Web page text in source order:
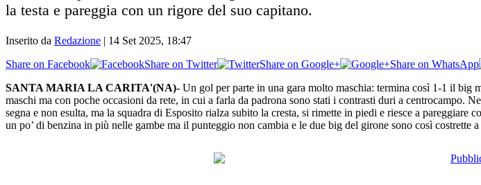
la testa e pareggia con un rigore del suo capitano.
Inserito da Redazione | 14 Set 2025, 18:47
Share on Facebook
Share on Twitter Share on Google+
Share on WhatsApp
SANTA MARIA LA CARITA'(NA)- Un gol per parte in una gara molto maschia: termina così 1-1 il big
maschi ma con poche occasioni da rete, in cui a farla da padrona sono stati i contrasti duri a centrocampo.
segna e non esulta, ma la squadra di Esposito rialza subito la cresta, si rimette in piedi e riesce a
un po’ di benzina in più nelle gambe ma il punteggio non cambia e le due big del girone sono così costrette